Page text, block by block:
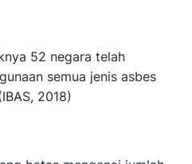
52 negara telah
semua jenis asbes
2018)